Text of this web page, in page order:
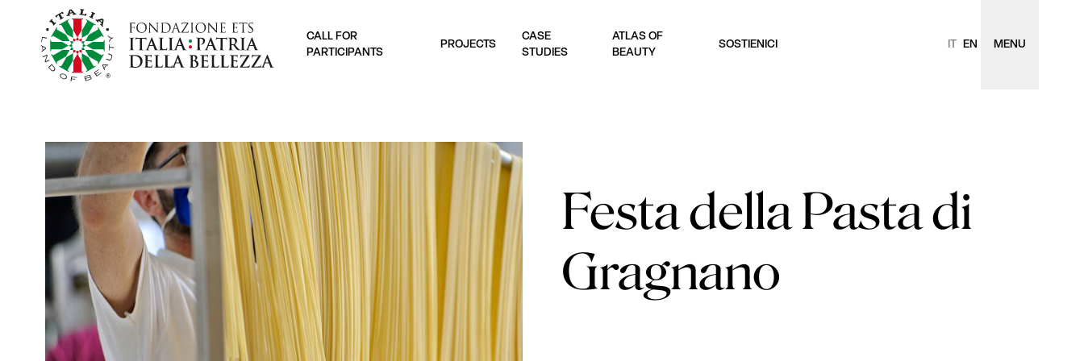
CALL FOR
PARTICIPANTS
PROJECTS
CASE
STUDIES
ATLAS OF
BEAUTY
SOSTIENICI IT EN MENU
Festa della Pasta di
Gragnano